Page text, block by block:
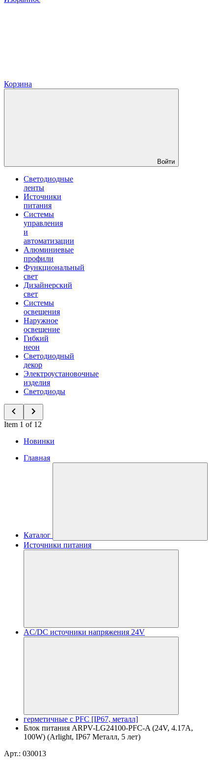
Корзина
Войти
Светодиодные
ленты
Источники
питания
Системы
управления
и
автоматизации
Алюминиевые
профили
Функциональный
свет
Дизайнерский
свет
Системы
освещения
Наружное
освещение
Гибкий
неон
Светодиодный
декор
Электроустановочные
изделия
Светодиоды
Item 1 of 12
Новинки
Главная
Каталог
Источники питания
AC/DC источники напряжения 24V
герметичные с PFC [IP67, металл]
Блок питания ARPV-LG24100-PFC-A (24V, 4.17A,
100W) (Arlight, IP67 Металл, 5 лет)
Арт.: 030013